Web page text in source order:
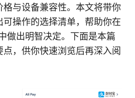
与设备兼容性。本文将带你
操作的选择清单，帮助你在
做出明智决定。下面是本篇
，供你快速浏览后再深入阅